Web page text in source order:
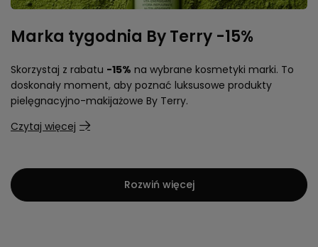
Marka tygodnia By Terry -15%
Skorzystaj z rabatu -15% na wybrane kosmetyki marki. To
doskonały moment, aby poznać luksusowe produkty
pielęgnacyjno-makijażowe By Terry.
Czytaj więcej
Rozwiń więcej